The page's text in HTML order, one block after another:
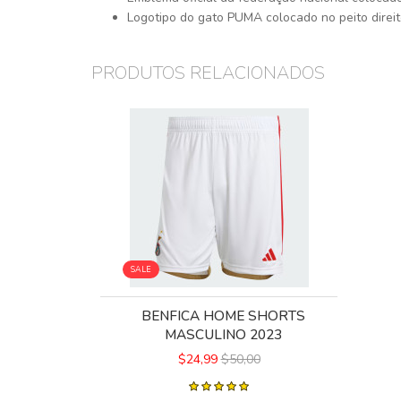
Logotipo do gato PUMA colocado no peito
PRODUTOS RELACIONADOS
SALE
BENFICA HOME SHORTS
MASCULINO 2023
$24,99 $50,00